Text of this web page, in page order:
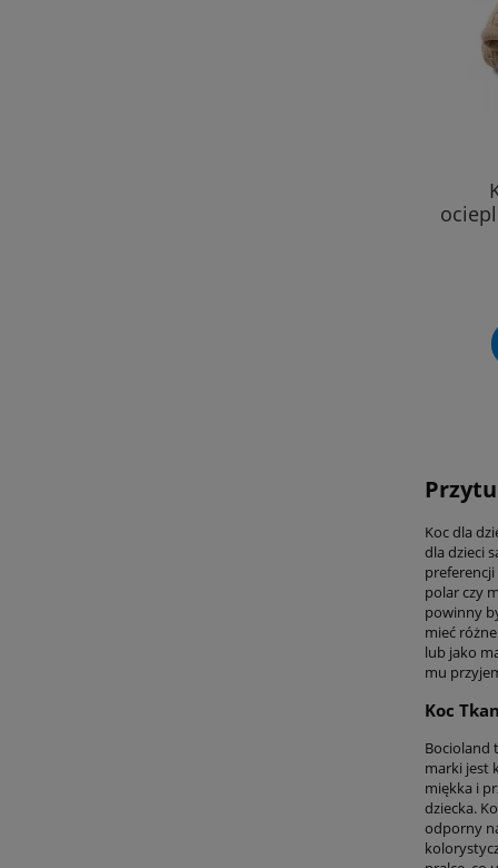
Koc dla
dla dzieci
polar czy
powinny
mieć
lub jako
mu
Koc
Bocioland
marki jest
miękka i
dziecka.
odporny